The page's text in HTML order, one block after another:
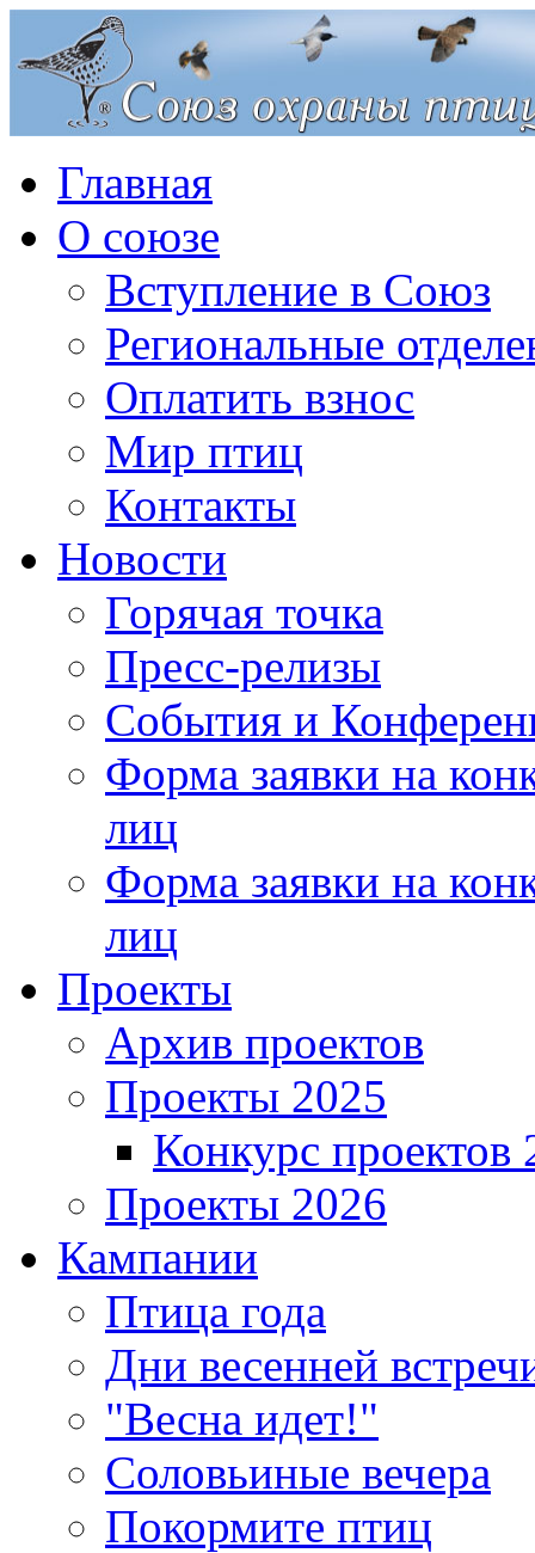
Главная
О союзе
Вступление в Союз
Региональные
Оплатить взнос
Мир птиц
Контакты
Новости
Горячая точка
Пресс-релизы
События и
Форма заявки на
лиц
Форма заявки на
лиц
Проекты
Архив проектов
Проекты 2025
Конкурс проектов
Проекты 2026
Кампании
Птица года
Дни весенней
"Весна идет!"
Соловьиные вечера
Покормите птиц